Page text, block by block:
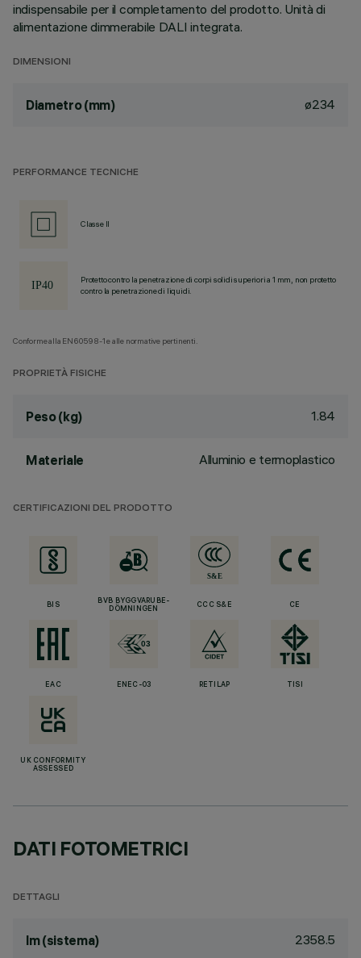
indispensabile per il completamento del prodotto. Unità di
alimentazione dimmerabile DALI integrata.
DIMENSIONI
Diametro (mm) ø234
PERFORMANCE TECNICHE
Classe II
Protetto contro la penetrazione di corpi solidi superiori a 1 mm, non protetto
contro la penetrazione di liquidi.
Conforme alla EN60598-1 e alle normative pertinenti.
PROPRIETÀ FISICHE
Peso (kg) 1.84
Materiale Alluminio e termoplastico
CERTIFICAZIONI DEL PRODOTTO
BIS
BVB BYGGVARUBE-
DÖMNINGEN
CCC S&E CE
EAC ENEC-03 RETILAP TISI
UK CONFORMITY
ASSESSED
DATI FOTOMETRICI
DETTAGLI
lm (sistema) 2358.5